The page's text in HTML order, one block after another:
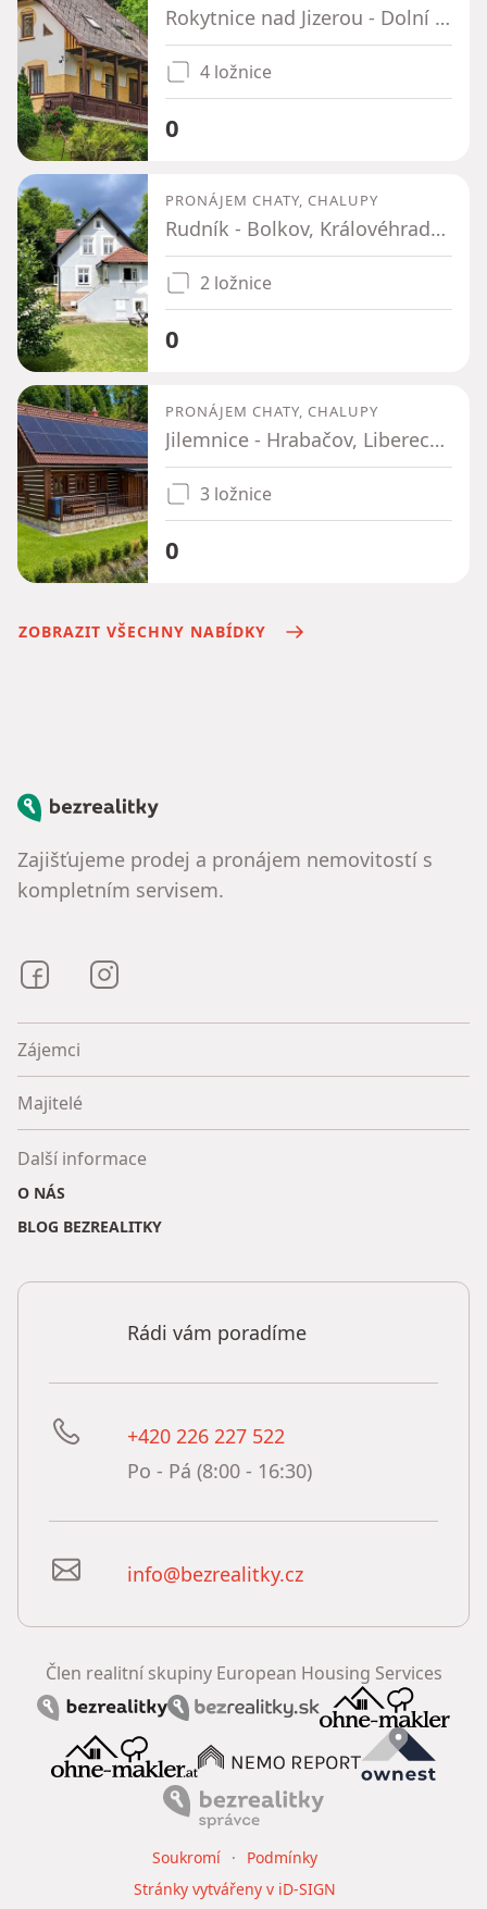
Rokytnice nad Jizerou - Dolní Rokytnice, Liberecký kraj
4 ložnice
0
PRONÁJEM CHATY, CHALUPY
Rudník - Bolkov, Královéhradecký kraj
2 ložnice
0
PRONÁJEM CHATY, CHALUPY
Jilemnice - Hrabačov, Liberecký kraj
3 ložnice
0
ZOBRAZIT VŠECHNY NABÍDKY
Bezrealitky
Zajišťujeme prodej a pronájem nemovitostí s
kompletním servisem.
Bezrealitky na Facebooku
Zájemci
Majitelé
Další informace
O NÁS
BLOG BEZREALITKY
Rádi vám poradíme
+420 226 227 522
Po - Pá (8:00 - 16:30)
info@bezrealitky.cz
Člen realitní skupiny European Housing Services
Soukromí
Podmínky
Stránky vytvářeny v iD-SIGN